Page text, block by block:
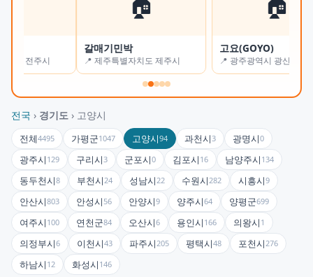
📍 제주특별자치도 제주시
고요(GOYO)
📍 광주광역시 광산구
전국 › 경기도 › 고양시
전체4495 가평군1047 고양시94 과천시3 광명시0
광주시 129 구리시3 군포시0 김포시 16 남양주시 134
동두천시8 부천시24 성남시22 수원시282 시흥시9
안산시803 안성시 56 안양시9 양주시64 양평군699
여주시 100 연천군84 오산시6 용인시 166 의왕시 1
의정부시6 이천시43 파주시205 평택시48 포천시276
하남시 12 화성시 146